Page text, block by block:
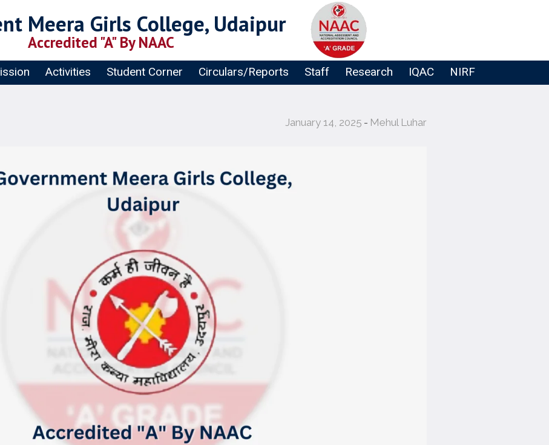
Meera Girls College, Udaipur
Accredited "A" By NAAC
Activities Student Corner Circulars/Reports Staff Research IQAC NIRF
January 14, 2025 Mehul Luhar